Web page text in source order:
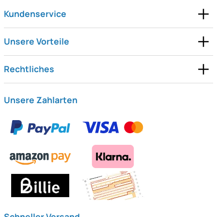
Kundenservice
Unsere Vorteile
Rechtliches
Unsere Zahlarten